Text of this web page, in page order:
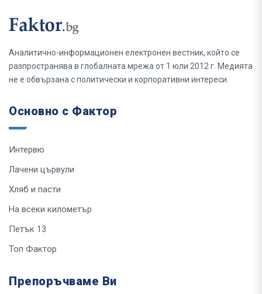
Аналитично-информационен електронен вестник, който се
разпространява в глобалната мрежа от 1 юли 2012 г. Медията
не е обвързана с политически и корпоративни интереси.
Основно с Фактор
Интервю
Лачени цървули
Хляб и пасти
На всеки километър
Петък 13
Топ Фактор
Препоръчваме Ви